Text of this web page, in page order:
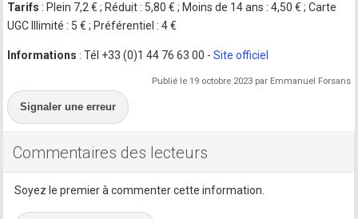
Tarifs : Plein 7,2 € ; Réduit : 5,80 € ; Moins de 14 ans : 4,50 € ; Carte
UGC Illimité : 5 € ; Préférentiel : 4 €
Informations : Tél +33 (0)1 44 76 63 00 -Site officiel
Publié le 19 octobre 2023 par Emmanuel Forsans
Signaler une erreur
Commentaires des lecteurs
Soyez le premier à commenter cette information.